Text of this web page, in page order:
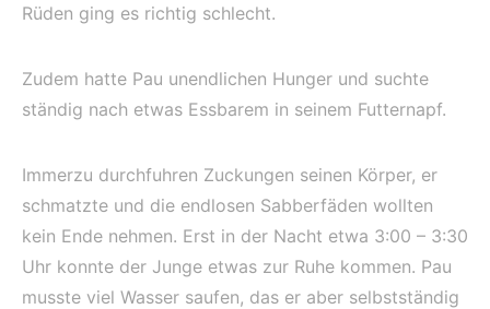
Rüden ging es richtig schlecht.
Zudem hatte Pau unendlichen Hunger und suchte
ständig nach etwas Essbarem in seinem Futternapf.
Immerzu durchfuhren Zuckungen seinen Körper, er
schmatzte und die endlosen Sabberfäden wollten
kein Ende nehmen. Erst in der Nacht etwa 3:00 – 3:30
Uhr konnte der Junge etwas zur Ruhe kommen. Pau
musste viel Wasser saufen, das er aber selbstständig